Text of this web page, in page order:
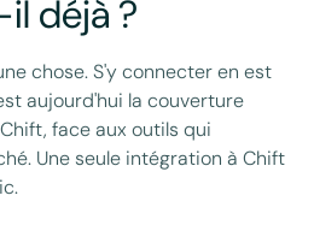
déjà ?
chose. S'y connecter en est
aujourd'hui la couverture
face aux outils qui
Une seule intégration à Chift